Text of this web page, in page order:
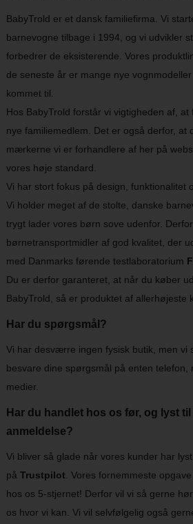
BabyTrold er et dansk familiefirma. Vi
barnevogne tilbage i 1994, og vi udvikler
forbedrer de eksisterende. Vores
de seneste år er mange nye
kommet til.
Hos BabyTrold forstår vi vigtigheden af, at
nye familiemedlem. Det er også derfor, at
mærkerne vi er forhandlere af her på
vores høje standard.
Vi har stort fokus på design, funktionalitet
Vi holder meget af de stolte, danske
trygt lader vores børn sove udenfor.
børnetransportmidler af god kvalitet, der
med Danmarks førende testlaboratorium
Du er derfor garanteret, at når du køber
BabyTrold, så er produktet af allerhøjeste
Har du spørgsmål?
Vi har desværre ingen fysisk butik, men vi
besvare dine spørgsmål på enten telefon,
medier.
Har du handlet hos os før, og lyst til
anmeldelse?
Vi bliver så glade når vores kunder har
på Trustpilot . Vores fornemmeste
hos os 5-stjernet! Derfor vil vi så gerne
os hvor vi kan. Vi vil selvfølgelig også